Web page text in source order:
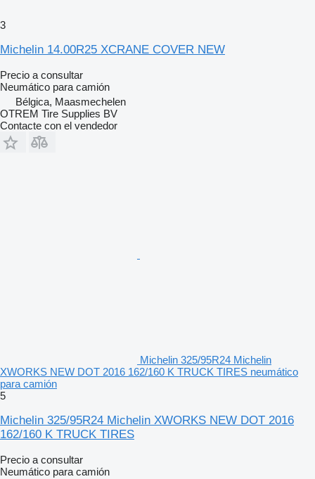
3
Michelin 14.00R25 XCRANE COVER NEW
Precio a consultar
Neumático para camión
Bélgica, Maasmechelen
OTREM Tire Supplies BV
Contacte con el vendedor
Michelin 325/95R24 Michelin
XWORKS NEW DOT 2016 162/160 K TRUCK TIRES neumático
para camión
5
Michelin 325/95R24 Michelin XWORKS NEW DOT 2016
162/160 K TRUCK TIRES
Precio a consultar
Neumático para camión